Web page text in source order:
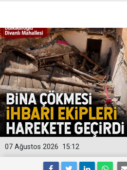
15:12
07 Ağustos 2026